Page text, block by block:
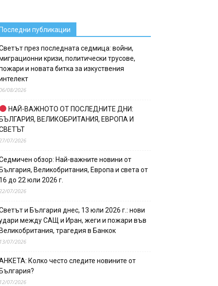
публикации
през последната седмица: войни,
кризи, политически трусове,
и новата битка за изкуствения
08/2026
НАЙ-ВАЖНОТО ОТ ПОСЛЕДНИТЕ ДНИ:
ВЕЛИКОБРИТАНИЯ, ЕВРОПА И
07/2026
обзор: Най-важните новини от
Великобритания, Европа и света от
до 22 юли 2026 г.
07/2026
и България днес, 13 юли 2026 г.: нови
между САЩ и Иран, жеги и пожари във
трагедия в Банкок
07/2026
Колко често следите новините от
07/2026